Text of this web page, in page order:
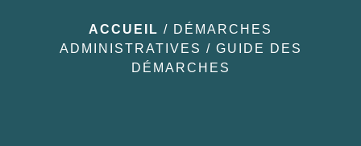
ACCUEIL / DÉMARCHES
ADMINISTRATIVES / GUIDE DES
DÉMARCHES